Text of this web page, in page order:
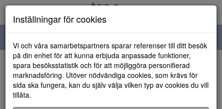
navigation
Visa filter
Stövlar
Inställningar för cookies
Vi och våra samarbetspartners sparar referenser till ditt besök
på din enhet för att kunna erbjuda anpassade funktioner,
spara besöksstatistik och för att möjliggöra personifierad
marknadsföring. Utöver nödvändiga cookies, som krävs för
sida ska fungera, kan du själv välja vilken typ av cookies du vill
tillåta.